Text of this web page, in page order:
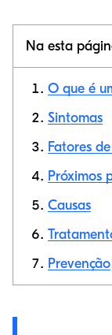
Na esta
O que é
Sintomas
Fatores
Próximos
Causas
Prevenção